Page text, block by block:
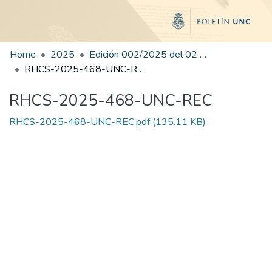
Home 2025
Edición 002/2025 del 02 de junio de 2025
RHCS-2025-468-UNC-REC
RHCS-2025-468-UNC-REC
RHCS-2025-468-UNC-REC.pdf(135.11 KB)